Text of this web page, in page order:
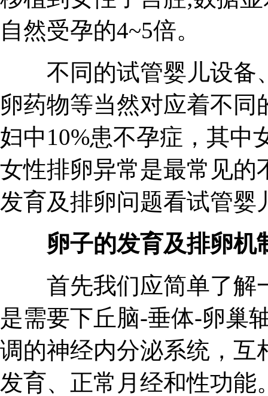
自然受孕的4~5倍。
不同的试管婴儿设备
卵药物等当然对应着不
妇中10%患不孕症，其中
女性排卵异常是最常见的
发育及排卵问题看试管婴
卵子的发育及排卵机
首先我们应简单了解
是需要下丘脑-垂体-卵巢
调的神经内分泌系统，互
发育、正常月经和性功能